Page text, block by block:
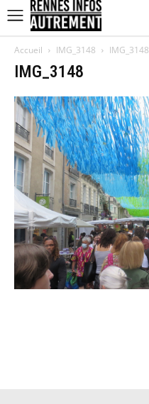
Accueil IMG_3148 IMG_3148
IMG_3148